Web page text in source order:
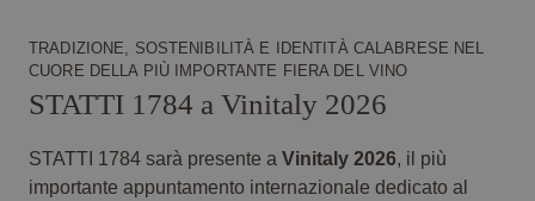
TRADIZIONE, SOSTENIBILITÀ E IDENTITÀ CALABRESE NEL
CUORE DELLA PIÙ IMPORTANTE FIERA DEL VINO
STATTI 1784 a Vinitaly 2026
STATTI 1784 sarà presente a Vinitaly 2026, il più
importante appuntamento internazionale dedicato al